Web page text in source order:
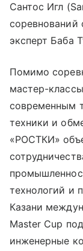
Сантос Игл
соревнований
эксперт Баба
Помимо
мастер-
современным
техники и
«РОСТКИ»
технологий и
Казани
Master Cup
инженерные